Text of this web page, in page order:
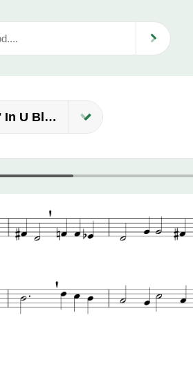
In U Blijven, Groeien, Bloeien